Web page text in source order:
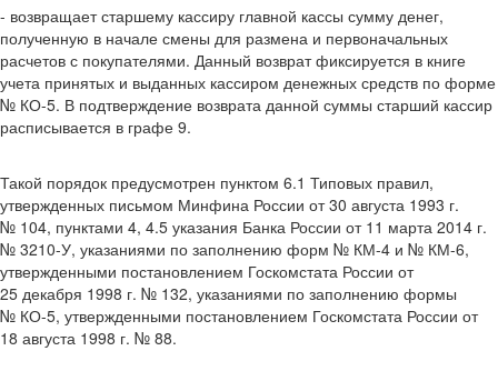
- возвращает старшему кассиру главной кассы сумму денег,
полученную в начале смены для размена и первоначальных
расчетов с покупателями. Данный возврат фиксируется в книге
учета принятых и выданных кассиром денежных средств по форме
№ КО-5. В подтверждение возврата данной суммы старший кассир
расписывается в графе 9.
Такой порядок предусмотрен пунктом 6.1 Типовых правил,
утвержденных письмом Минфина России от 30 августа 1993 г.
№ 104, пунктами 4, 4.5 указания Банка России от 11 марта 2014 г.
№ 3210-У, указаниями по заполнению форм № КМ-4 и № КМ-6,
утвержденными постановлением Госкомстата России от
25 декабря 1998 г. № 132, указаниями по заполнению формы
№ КО-5, утвержденными постановлением Госкомстата России от
18 августа 1998 г. № 88.